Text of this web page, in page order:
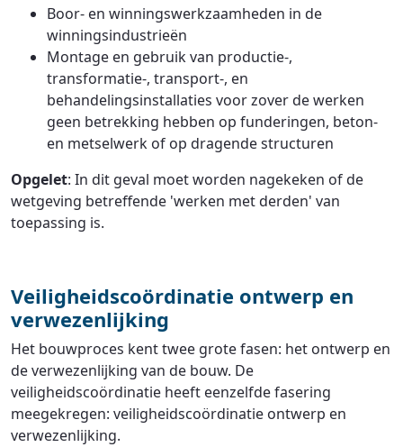
Boor- en winningswerkzaamheden in de
winningsindustrieën
Montage en gebruik van productie-,
transformatie-, transport-, en
behandelingsinstallaties voor zover de werken
geen betrekking hebben op funderingen, beton-
en metselwerk of op dragende structuren
Opgelet: In dit geval moet worden nagekeken of de
wetgeving betreffende 'werken met derden' van
toepassing is.
Veiligheidscoördinatie ontwerp en
verwezenlijking
Het bouwproces kent twee grote fasen: het ontwerp en
de verwezenlijking van de bouw. De
veiligheidscoördinatie heeft eenzelfde fasering
meegekregen: veiligheidscoördinatie ontwerp en
verwezenlijking.